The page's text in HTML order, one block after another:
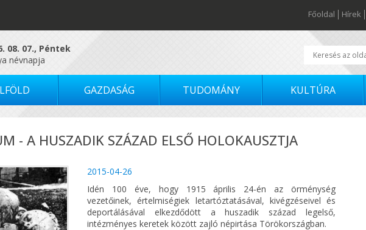
Főoldal Hírek
08. 07., Péntek
névnapja
GAZDASÁG TUDOMÁNY KULTÚRA
- A HUSZADIK SZÁZAD ELSŐ HOLOKAUSZTJA
2015-04-26
Idén 100 éve, hogy 1915 április 24-én az örménység
vezetőinek, értelmiségiek letartóztatásával, kivégzéseivel és
deportálásával elkezdődött a huszadik század legelső,
intézményes keretek között zajló népirtása Törökországban.